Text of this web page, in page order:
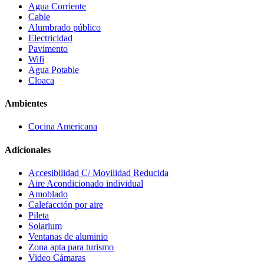
Agua Corriente
Cable
Alumbrado público
Electricidad
Pavimento
Wifi
Agua Potable
Cloaca
Ambientes
Cocina Americana
Adicionales
Accesibilidad C/ Movilidad Reducida
Aire Acondicionado individual
Amoblado
Calefacción por aire
Pileta
Solarium
Ventanas de aluminio
Zona apta para turismo
Video Cámaras